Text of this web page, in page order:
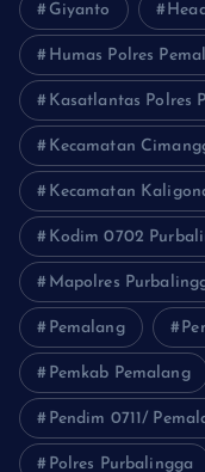
Giyanto
Humas Polres
Kasatlantas Polres
Kecamatan
Kecamatan
Kodim 0702
Mapolres
Pemalang
Pemkab Pemalang
Pendim 0711/
Polres Purbalingga